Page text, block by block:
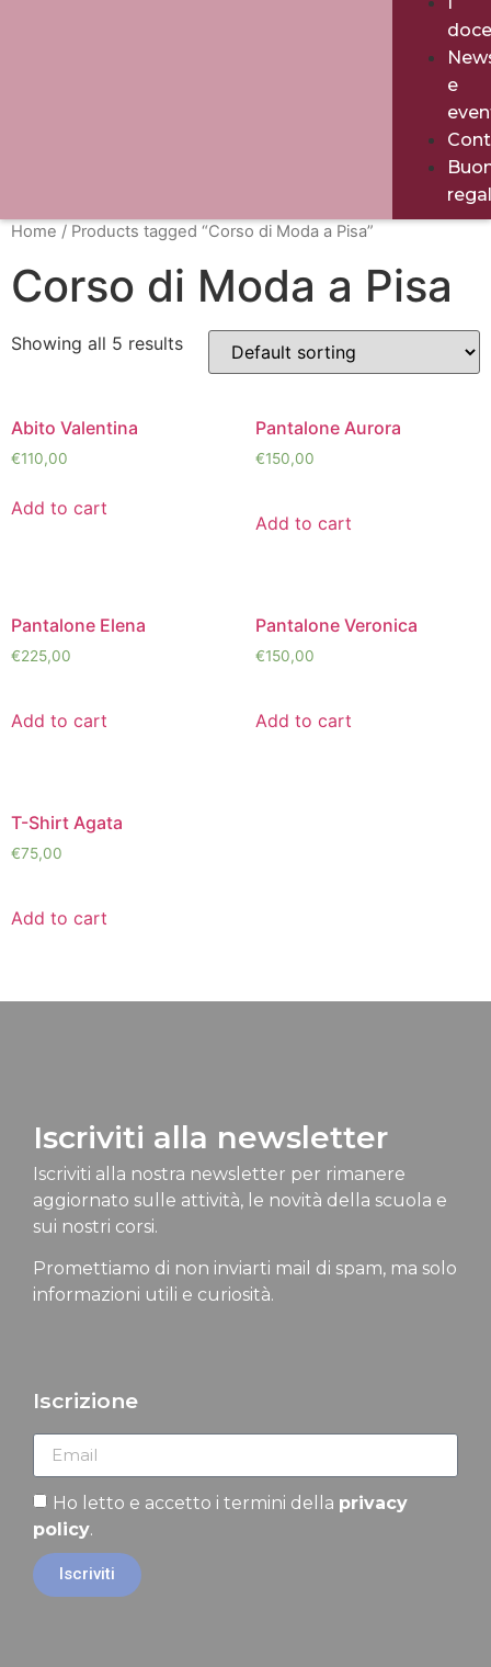
e
Home / Products tagged “Corso di Moda a Pisa”
Corso di Moda a Pisa
Showing all 5 results
Abito Valentina
€110,00
Add to cart
Pantalone Aurora
€150,00
Add to cart
Pantalone Elena
€225,00
Add to cart
Pantalone Veronica
€150,00
Add to cart
T-Shirt Agata
€75,00
Add to cart
Iscriviti alla newsletter
Iscriviti alla nostra newsletter per rimanere
aggiornato sulle attività, le novità della scuola e
sui nostri corsi.
Promettiamo di non inviarti mail di spam, ma solo
informazioni utili e curiosità.
Iscrizione
Ho letto e accetto i termini della privacy
policy.
Iscriviti